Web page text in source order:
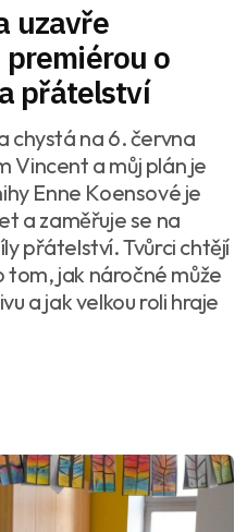
uzavře
o
přátelství
chystá na 6. června
Vincent a můj plán je
Enne Koensové je
a zaměřuje se na
přátelství. Tvůrci chtějí
jak náročné může
a jak velkou roli hraje